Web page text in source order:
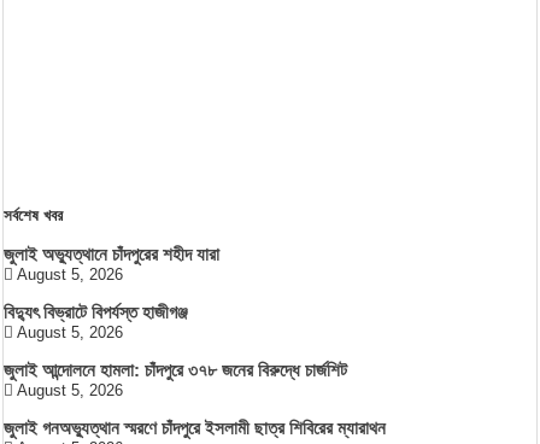
সর্বশেষ খবর
জুলাই অভ্যুত্থানে চাঁদপুরের শহীদ যারা
August 5, 2026
বিদ্যুৎ বিভ্রাটে বিপর্যস্ত হাজীগঞ্জ
August 5, 2026
জুলাই আন্দোলনে হামলা: চাঁদপুরে ৩৭৮ জনের বিরুদ্ধে চার্জশিট
August 5, 2026
জুলাই গনঅভ্যুত্থান স্মরণে চাঁদপুরে ইসলামী ছাত্র শিবিরের ম্যারাথন